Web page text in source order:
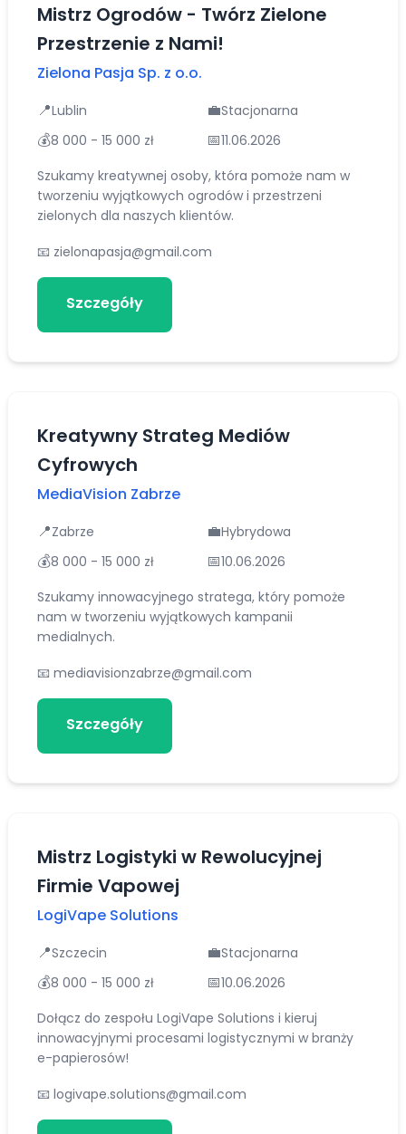
Mistrz Ogrodów - Twórz Zielone
Przestrzenie z Nami!
Zielona Pasja Sp. z o.o.
📍Lublin 💼Stacjonarna
💰8 000 - 15 000 zł 📅11.06.2026
Szukamy kreatywnej osoby, która pomoże nam w
tworzeniu wyjątkowych ogrodów i przestrzeni
zielonych dla naszych klientów.
📧 zielonapasja@gmail.com
Szczegóły
Kreatywny Strateg Mediów
Cyfrowych
MediaVision Zabrze
📍Zabrze 💼Hybrydowa
💰8 000 - 15 000 zł 📅10.06.2026
Szukamy innowacyjnego stratega, który pomoże
nam w tworzeniu wyjątkowych kampanii
medialnych.
📧 mediavisionzabrze@gmail.com
Szczegóły
Mistrz Logistyki w Rewolucyjnej
Firmie Vapowej
LogiVape Solutions
📍Szczecin 💼Stacjonarna
💰8 000 - 15 000 zł 📅10.06.2026
Dołącz do zespołu LogiVape Solutions i kieruj
innowacyjnymi procesami logistycznymi w branży
e-papierosów!
📧 logivape.solutions@gmail.com